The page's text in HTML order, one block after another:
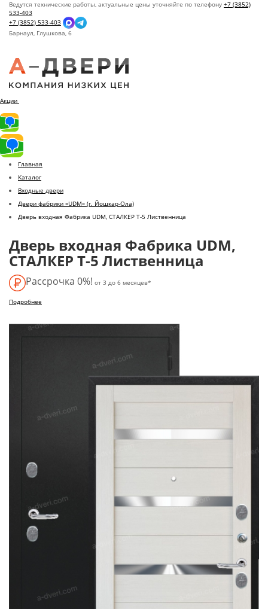
Ведутся технические работы, актуальные цены уточняйте по телефону +7 (3852)
533-403
+7 (3852) 533-403
Барнаул, Глушкова, 6
Акции
Главная
Каталог
Входные двери
Двери фабрики «UDM» (г. Йошкар-Ола)
Дверь входная Фабрика UDM, СТАЛКЕР Т-5 Лиственница
Дверь входная Фабрика UDM,
СТАЛКЕР Т-5 Лиственница
Рассрочка 0%! от 3 до 6 месяцев*
Подробнее